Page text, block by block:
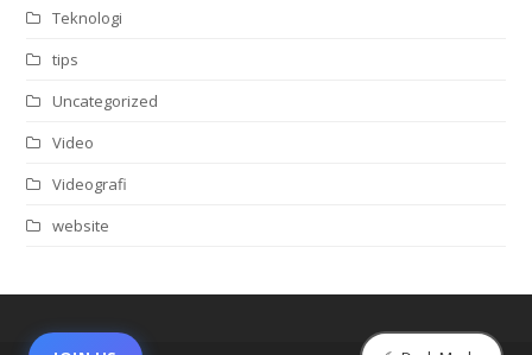
Teknologi
tips
Uncategorized
Video
Videografi
website